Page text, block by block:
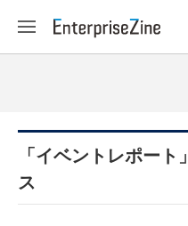
「イベントレポー
ス